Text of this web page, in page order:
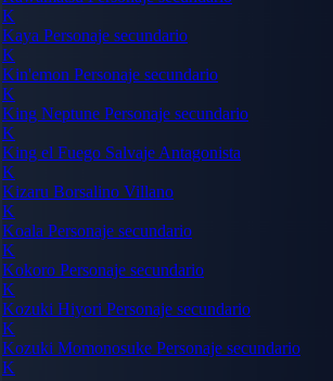
K
Kaya Personaje secundario
K
Kin'emon Personaje secundario
K
King Neptune Personaje secundario
K
King el Fuego Salvaje Antagonista
K
Kizaru Borsalino Villano
K
Koala Personaje secundario
K
Kokoro Personaje secundario
K
Kozuki Hiyori Personaje secundario
K
Kozuki Momonosuke Personaje secundario
K